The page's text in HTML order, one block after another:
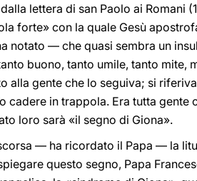
lettera di san Paolo ai Romani
forte» con la quale Gesù
notato — che quasi sembra un
buono, tanto umile, tanto mite,
alla gente che lo seguiva; si
in trappola. Era tutta gente
loro sarà «il segno di Giona».
— ha ricordato il Papa — la
questo segno, Papa